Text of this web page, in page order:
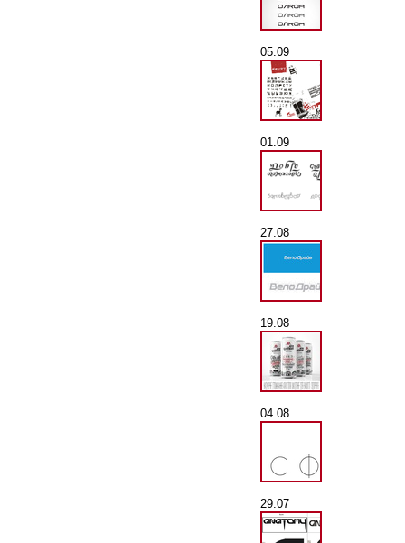
05.09
01.09
27.08
19.08
04.08
29.07